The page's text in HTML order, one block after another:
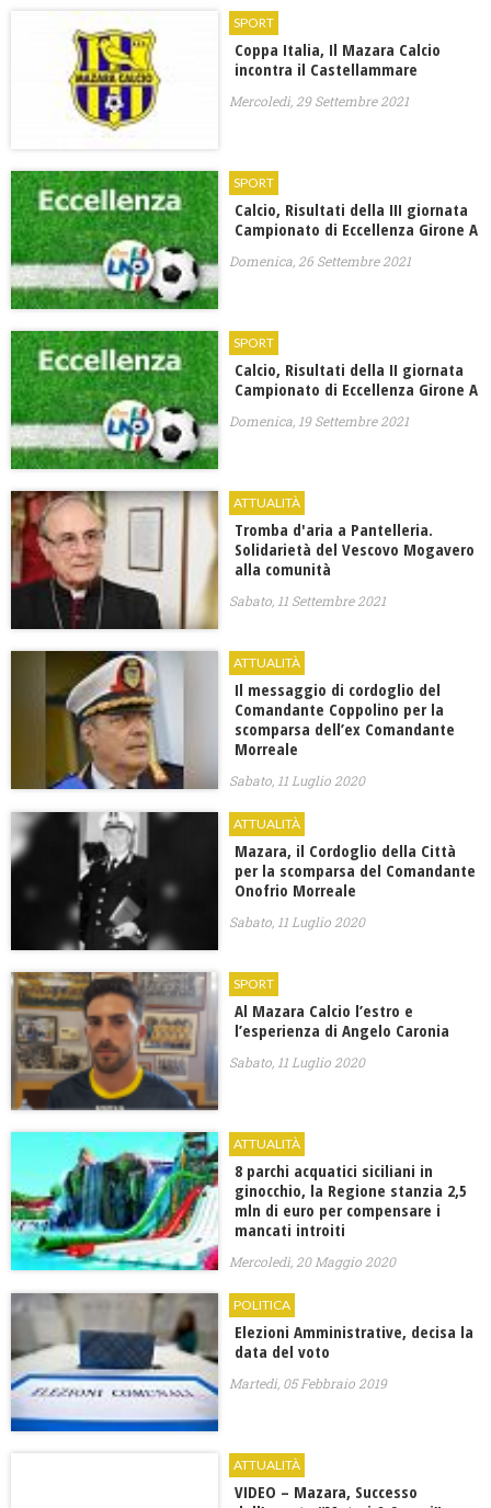
SPORT
Coppa Italia, Il Mazara Calcio
incontra il Castellammare
Mercoledì, 29 Settembre 2021
SPORT
Calcio, Risultati della III giornata
Campionato di Eccellenza Girone A
Domenica, 26 Settembre 2021
SPORT
Calcio, Risultati della II giornata
Campionato di Eccellenza Girone A
Domenica, 19 Settembre 2021
ATTUALITÀ
Tromba d'aria a Pantelleria.
Solidarietà del Vescovo Mogavero
alla comunità
Sabato, 11 Settembre 2021
ATTUALITÀ
Il messaggio di cordoglio del
Comandante Coppolino per la
scomparsa dell’ex Comandante
Morreale
Sabato, 11 Luglio 2020
ATTUALITÀ
Mazara, il Cordoglio della Città
per la scomparsa del Comandante
Onofrio Morreale
Sabato, 11 Luglio 2020
SPORT
Al Mazara Calcio l’estro e
l’esperienza di Angelo Caronia
Sabato, 11 Luglio 2020
ATTUALITÀ
8 parchi acquatici siciliani in
ginocchio, la Regione stanzia 2,5
mln di euro per compensare i
mancati introiti
Mercoledì, 20 Maggio 2020
POLITICA
Elezioni Amministrative, decisa la
data del voto
Martedì, 05 Febbraio 2019
ATTUALITÀ
VIDEO – Mazara, Successo